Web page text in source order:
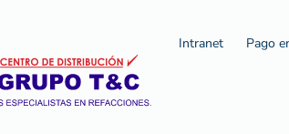
Intranet Pago